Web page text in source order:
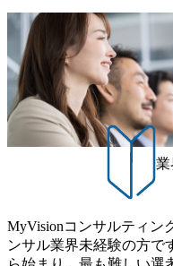
向を把握し、クライアン
関わることができる方 ・スケジューリング(優先順位付け含
む)など、ビジネスベー
る責任を担う。 ● 裁量権
長期といわれるフェーズ
ていく時期のため、メ
程を体感できます。 また
手役員の方へのセールス
件を取り、プロジェクト
す。 ● 事業会社機能にも
グ事業以外にもSaaSプロ
があるため、上記事業に
タントとしての経験を活
自社の業務改善ができ
4・アクセンチュアをは
ーム出身者が多く集まっ
広い年齢の方が活躍しています ● インダスト
を遂げていることから、
の技術者を抱えており、
て日本国内2番目にSAP
数が多く、特にIT領域に強みを持つ グロ
ンに自由に応募できる社
ーケットプレイス」が存
き留めを受けずに移動が
名） 残業時間や有休取
で、実行前後で離職率を
降の会議を原則禁止とし
展開、ハラスメント抑止
置など徹底的な仕組み化
5%、女性100%と全国平
職率も21.8%（2023年12
ら黒字経営。年間130%成
vision-
527843-d227-4df8-b86c-
age.googleapis.com/our-
es/
200x666.webp 年間100億
事業を立ち上げているた
能 社内転職が活発であ
ことが可能 事業開発・
ス」型の組織体。社内ス
体的かつ柔軟なキャリア
165942_70f09968-1b27-
p ## 働き方／WLB／待
業
MyVisionコンサルティン
ンサル業界未経験の方で